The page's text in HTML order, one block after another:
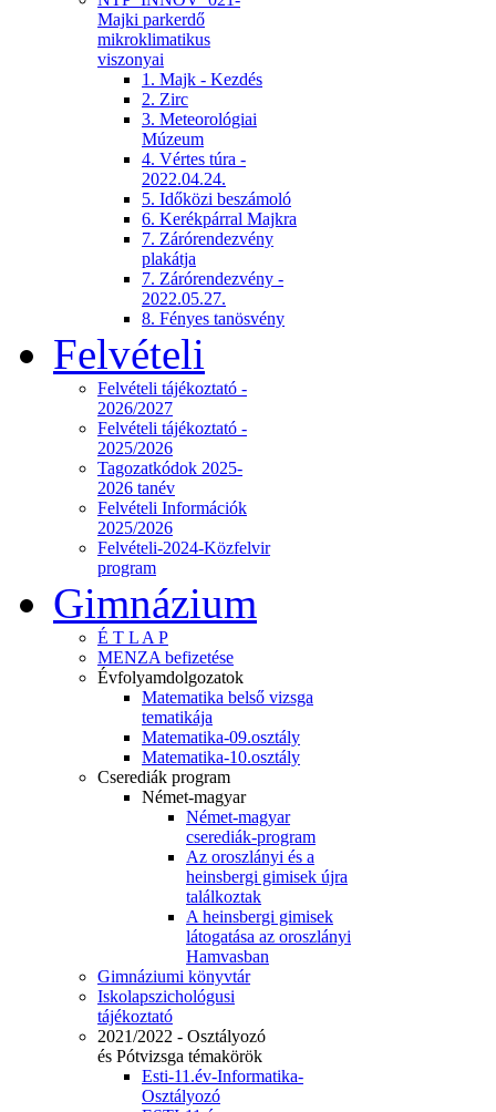
Majki parkerdő
mikroklimatikus
viszonyai
1. Majk - Kezdés
2. Zirc
3. Meteorológiai
Múzeum
4. Vértes túra -
2022.04.24.
5. Időközi beszámoló
6. Kerékpárral Majkra
7. Zárórendezvény
plakátja
7. Zárórendezvény -
2022.05.27.
8. Fényes tanösvény
Felvételi
Felvételi tájékoztató -
2026/2027
Felvételi tájékoztató -
2025/2026
Tagozatkódok 2025-
2026 tanév
Felvételi Információk
2025/2026
Felvételi-2024-Közfelvir
program
Gimnázium
É T L A P
MENZA befizetése
Évfolyamdolgozatok
Matematika belső vizsga
tematikája
Matematika-09.osztály
Matematika-10.osztály
Cserediák program
Német-magyar
Német-magyar
cserediák-program
Az oroszlányi és a
heinsbergi gimisek újra
találkoztak
A heinsbergi gimisek
látogatása az oroszlányi
Hamvasban
Gimnáziumi könyvtár
Iskolapszichológusi
tájékoztató
2021/2022 - Osztályozó
és Pótvizsga témakörök
Esti-11.év-Informatika-
Osztályozó